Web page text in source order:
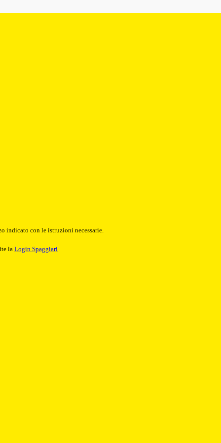
indicato con le istruzioni necessarie.
la Login Spaggiari